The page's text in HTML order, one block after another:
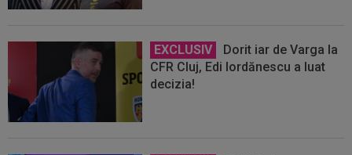
EXCLUSIV
Dorit iar de Varga la
CFR Cluj, Edi Iordănescu a luat
decizia!